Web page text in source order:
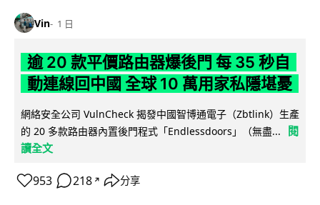
Vin 1 日
逾 20 款平價路由器爆後門 每 35 秒自
動連線回中國 全球 10 萬用家私隱堪憂
網絡安全公司 VulnCheck 揭發中國智博通電子（Zbtlink）生產
的 20 多款路由器內置後門程式「Endlessdoors」（無盡...
閱
讀全文
953 218 ↗ 分享